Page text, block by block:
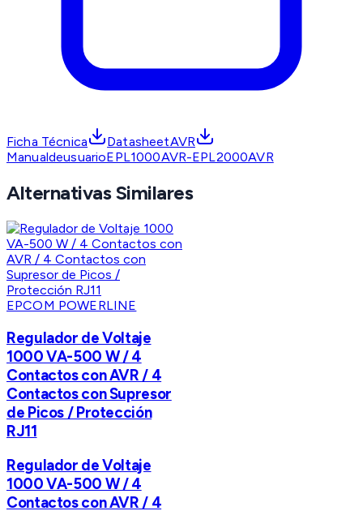
Ficha Técnica
DatasheetAVR
ManualdeusuarioEPL1000AVR-EPL2000AVR
Alternativas Similares
EPCOM POWERLINE
Regulador de Voltaje
1000 VA-500 W / 4
Contactos con AVR / 4
Contactos con Supresor
de Picos / Protección
RJ11
Regulador de Voltaje
1000 VA-500 W / 4
Contactos con AVR / 4